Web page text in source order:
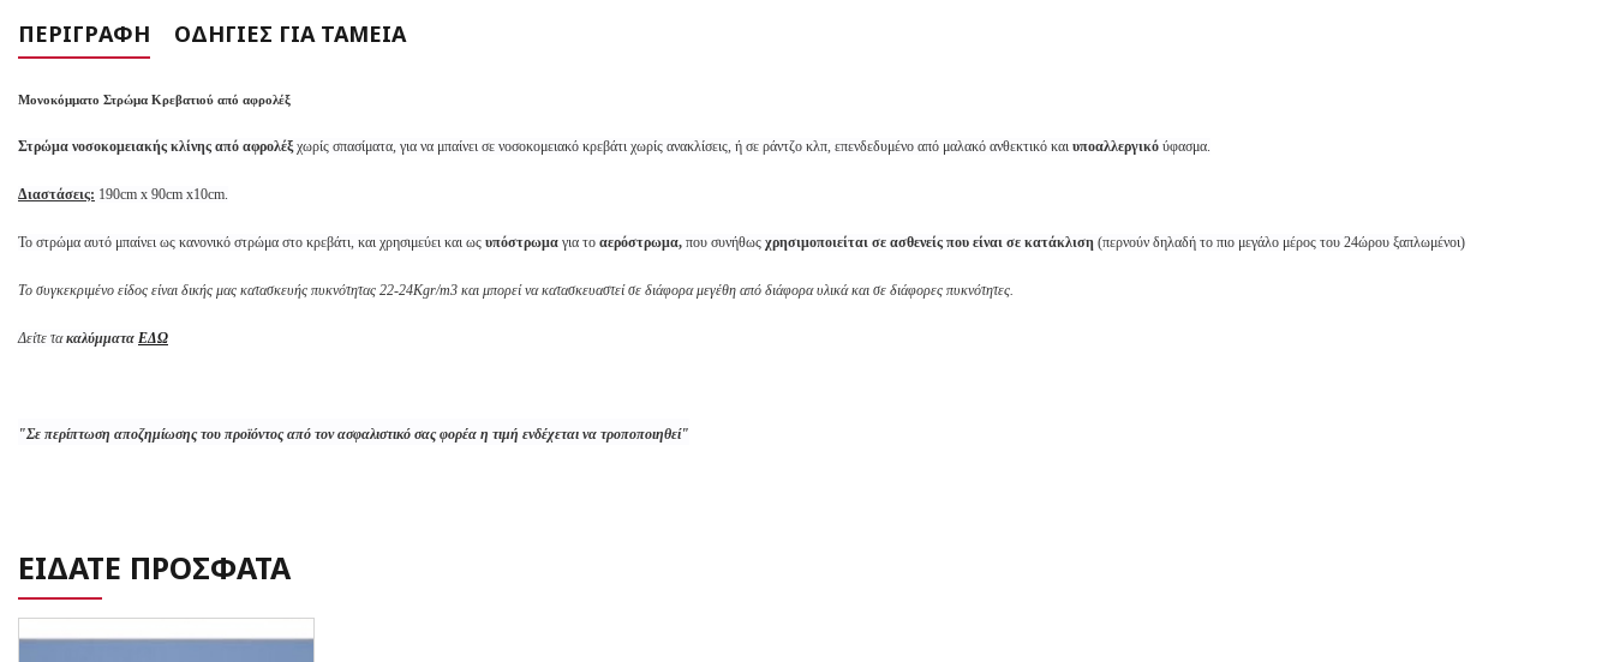
ΠΕΡΙΓΡΑΦΉ ΟΔΗΓΊΕΣ ΓΙΑ ΤΑΜΕΊΑ
Μονοκόμματο Στρώμα Κρεβατιού από αφρολέξ
Στρώμα νοσοκομειακής κλίνης από αφρολέξ χωρίς σπασίματα, για να μπαίνει σε νοσοκομειακό κρεβάτι χωρίς ανακλίσεις, ή σε ράντζο κλπ, επενδεδυμένο από μαλακό ανθεκτικό και υποαλλεργικό ύφασμα.
Διαστάσεις: 190cm x 90cm x10cm.
Το στρώμα αυτό μπαίνει ως κανονικό στρώμα στο κρεβάτι, και χρησιμεύει και ως υπόστρωμα για το αερόστρωμα, που συνήθως χρησιμοποιείται σε ασθενείς που είναι σε κατάκλιση (περνούν δηλαδή το πιο μεγάλο μέρος του 24ώρου ξαπλωμένοι)
Το συγκεκριμένο είδος είναι δικής μας κατασκευής πυκνότητας 22-24Kgr/m3 και μπορεί να κατασκευαστεί σε διάφορα μεγέθη από διάφορα υλικά και σε διάφορες πυκνότητες.
Δείτε τακαλύμματα ΕΔΩ
"Σε περίπτωση αποζημίωσης του προϊόντος από τον ασφαλιστικό σας φορέα η τιμή ενδέχεται να τροποποιηθεί"
ΕΙΔΑΤΕ ΠΡΟΣΦΑΤΑ